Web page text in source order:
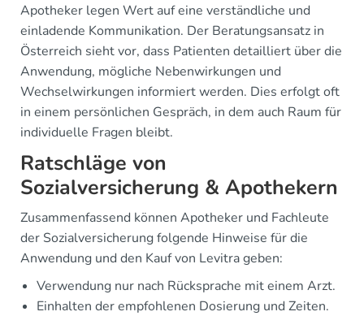
Apotheker legen Wert auf eine verständliche und
einladende Kommunikation. Der Beratungsansatz in
Österreich sieht vor, dass Patienten detailliert über die
Anwendung, mögliche Nebenwirkungen und
Wechselwirkungen informiert werden. Dies erfolgt oft
in einem persönlichen Gespräch, in dem auch Raum für
individuelle Fragen bleibt.
Ratschläge von
Sozialversicherung & Apothekern
Zusammenfassend können Apotheker und Fachleute
der Sozialversicherung folgende Hinweise für die
Anwendung und den Kauf von Levitra geben:
Verwendung nur nach Rücksprache mit einem Arzt.
Einhalten der empfohlenen Dosierung und Zeiten.